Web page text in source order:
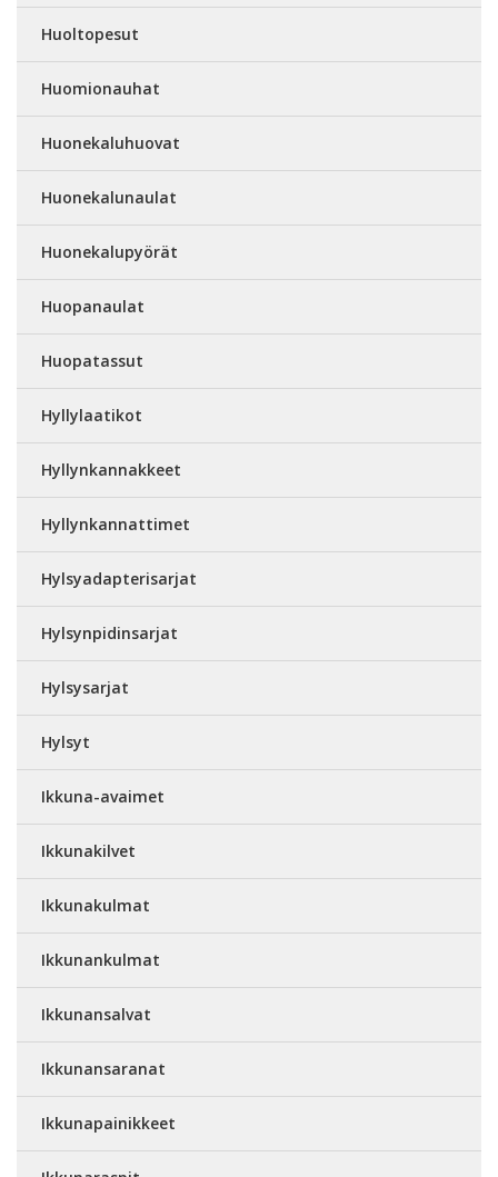
Huoltopesut
Huomionauhat
Huonekaluhuovat
Huonekalunaulat
Huonekalupyörät
Huopanaulat
Huopatassut
Hyllylaatikot
Hyllynkannakkeet
Hyllynkannattimet
Hylsyadapterisarjat
Hylsynpidinsarjat
Hylsysarjat
Hylsyt
Ikkuna-avaimet
Ikkunakilvet
Ikkunakulmat
Ikkunankulmat
Ikkunansalvat
Ikkunansaranat
Ikkunapainikkeet